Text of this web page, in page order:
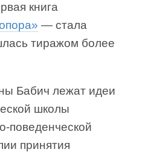
книга
— стала
тиражом более
Бабич лежат идеи
школы
поведенческой
принятия